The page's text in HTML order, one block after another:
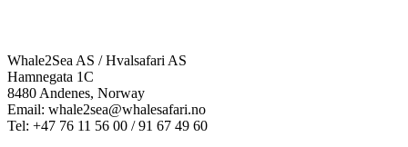
Whale2Sea AS / Hvalsafari AS
Hamnegata 1C
8480 Andenes, Norway
Email: whale2sea@whalesafari.no
Tel: +47 76 11 56 00 / 91 67 49 60